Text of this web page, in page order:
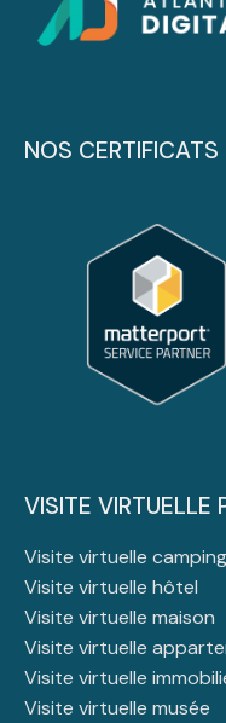
NOS CERTIFICATS
VISITE VIRTUELLE
Visite virtuelle camping
Visite virtuelle hôtel
Visite virtuelle maison
Visite virtuelle
Visite virtuelle
Visite virtuelle musée